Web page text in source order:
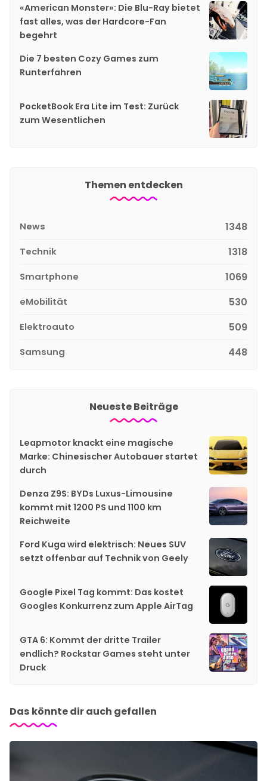
«American Monster»: Die Blu-Ray bietet
fast alles, was der Hardcore-Fan
begehrt
Die 7 besten Cozy Games zum
Runterfahren
PocketBook Era Lite im Test: Zurück
zum Wesentlichen
Themen entdecken
News 1348
Technik 1318
Smartphone 1069
eMobilität 530
Elektroauto 509
Samsung 448
Neueste Beiträge
Leapmotor knackt eine magische
Marke: Chinesischer Autobauer startet
durch
Denza Z9S: BYDs Luxus-Limousine
kommt mit 1200 PS und 1100 km
Reichweite
Ford Kuga wird elektrisch: Neues SUV
setzt offenbar auf Technik von Geely
Google Pixel Tag kommt: Das kostet
Googles Konkurrenz zum Apple AirTag
GTA 6: Kommt der dritte Trailer
endlich? Rockstar Games steht unter
Druck
Das könnte dir auch gefallen